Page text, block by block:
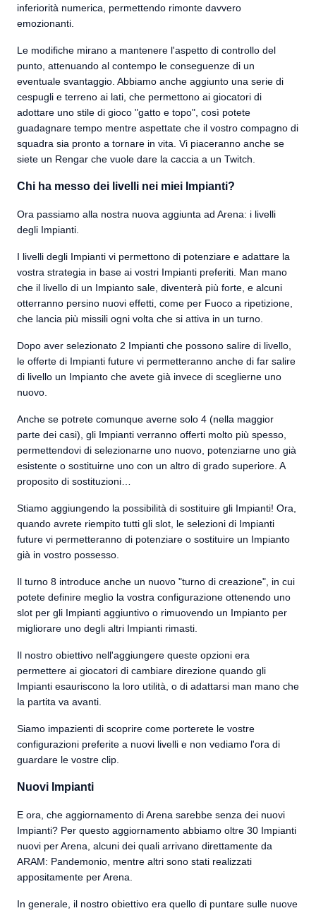
inferiorità numerica, permettendo rimonte davvero
emozionanti.
Le modifiche mirano a mantenere l'aspetto di controllo del
punto, attenuando al contempo le conseguenze di un
eventuale svantaggio. Abbiamo anche aggiunto una serie di
cespugli e terreno ai lati, che permettono ai giocatori di
adottare uno stile di gioco "gatto e topo", così potete
guadagnare tempo mentre aspettate che il vostro compagno di
squadra sia pronto a tornare in vita. Vi piaceranno anche se
siete un Rengar che vuole dare la caccia a un Twitch.
Chi ha messo dei livelli nei miei Impianti?
Ora passiamo alla nostra nuova aggiunta ad Arena: i livelli
degli Impianti.
I livelli degli Impianti vi permettono di potenziare e adattare la
vostra strategia in base ai vostri Impianti preferiti. Man mano
che il livello di un Impianto sale, diventerà più forte, e alcuni
otterranno persino nuovi effetti, come per Fuoco a ripetizione,
che lancia più missili ogni volta che si attiva in un turno.
Dopo aver selezionato 2 Impianti che possono salire di livello,
le offerte di Impianti future vi permetteranno anche di far salire
di livello un Impianto che avete già invece di sceglierne uno
nuovo.
Anche se potrete comunque averne solo 4 (nella maggior
parte dei casi), gli Impianti verranno offerti molto più spesso,
permettendovi di selezionarne uno nuovo, potenziarne uno già
esistente o sostituirne uno con un altro di grado superiore. A
proposito di sostituzioni…
Stiamo aggiungendo la possibilità di sostituire gli Impianti! Ora,
quando avrete riempito tutti gli slot, le selezioni di Impianti
future vi permetteranno di potenziare o sostituire un Impianto
già in vostro possesso.
Il turno 8 introduce anche un nuovo "turno di creazione", in cui
potete definire meglio la vostra configurazione ottenendo uno
slot per gli Impianti aggiuntivo o rimuovendo un Impianto per
migliorare uno degli altri Impianti rimasti.
Il nostro obiettivo nell'aggiungere queste opzioni era
permettere ai giocatori di cambiare direzione quando gli
Impianti esauriscono la loro utilità, o di adattarsi man mano che
la partita va avanti.
Siamo impazienti di scoprire come porterete le vostre
configurazioni preferite a nuovi livelli e non vediamo l'ora di
guardare le vostre clip.
Nuovi Impianti
E ora, che aggiornamento di Arena sarebbe senza dei nuovi
Impianti? Per questo aggiornamento abbiamo oltre 30 Impianti
nuovi per Arena, alcuni dei quali arrivano direttamente da
ARAM: Pandemonio, mentre altri sono stati realizzati
appositamente per Arena.
In generale, il nostro obiettivo era quello di puntare sulle nuove